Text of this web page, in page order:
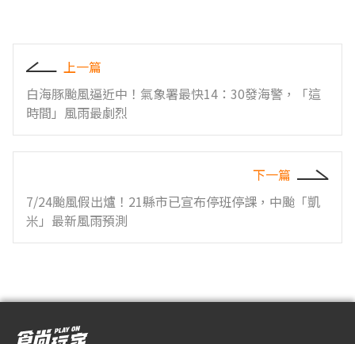
上一篇
白海豚颱風逼近中！氣象署最快14：30發海警，「這
時間」風雨最劇烈
下一篇
7/24颱風假出爐！21縣市已宣布停班停課，中颱「凱
米」最新風雨預測